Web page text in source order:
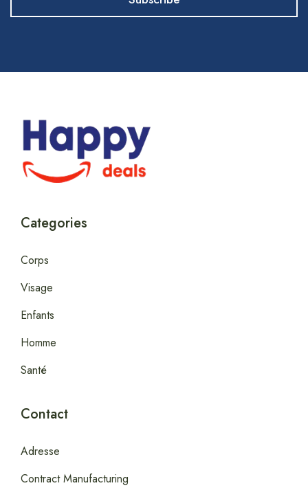
Categories
Corps
Visage
Enfants
Homme
Santé
Contact
Adresse
Contract Manufacturing